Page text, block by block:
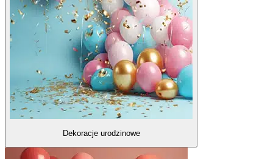
Dekoracje urodzinowe